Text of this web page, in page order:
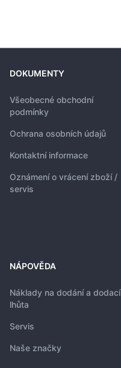
DOKUMENTY
Všeobecné obchodní
podmínky
Ochrana osobních údajů
Kontaktní informace
Oznámení o vrácení zboží /
servis
NÁPOVĚDA
Náklady na dodání a dodací
lhůta
Servis
Naše značky